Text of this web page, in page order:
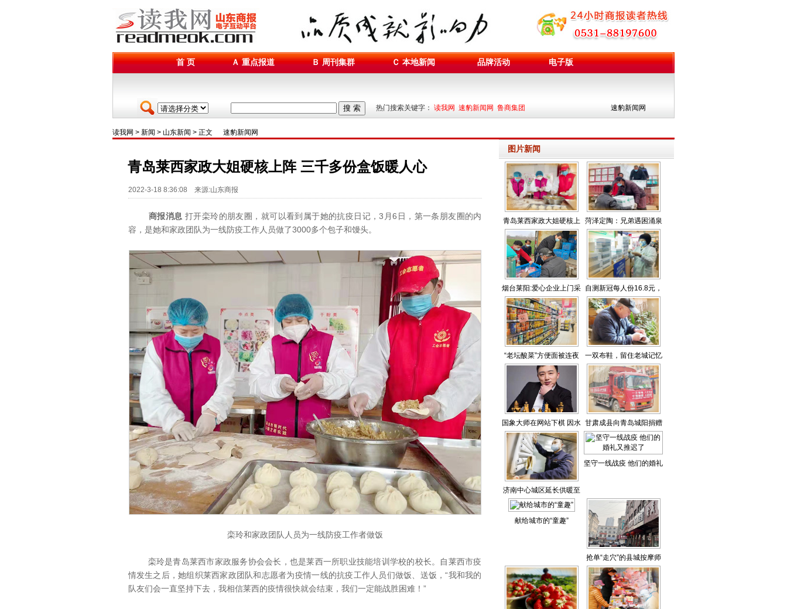
首 页 Ａ 重点报道 Ｂ 周刊集群 Ｃ 本地新闻 品牌活动 电子版
搜 索 热门搜索关键字： 读我网 速豹新闻网 鲁商集团 速豹新闻网
读我网 > 新闻 > 山东新闻 > 正文 速豹新闻网
青岛莱西家政大姐硬核上阵 三千多份盒饭暖人心
2022-3-18 8:36:08 来源:山东商报
商报消息 打开栾玲的朋友圈，就可以看到属于她的抗疫日记，3月6日，第一条朋友圈的内
容，是她和家政团队为一线防疫工作人员做了3000多个包子和馒头。
栾玲和家政团队人员为一线防疫工作者做饭
栾玲是青岛莱西市家政服务协会会长，也是莱西一所职业技能培训学校的校长。自莱西市疫
情发生之后，她组织莱西家政团队和志愿者为疫情一线的抗疫工作人员们做饭、送饭，“我和我的
队友们会一直坚持下去，我相信莱西的疫情很快就会结束，我们一定能战胜困难！”
图片新闻
青岛莱西家政大姐硬核上
阵 三千多份盒饭暖人心
菏泽定陶：兄弟遇困涌泉
相报 数万斤蔬菜赠青岛
烟台莱阳:爱心企业上门采
购 滞销蔬菜有了着落
自测新冠每人份16.8元，
15分钟出结果
“老坛酸菜”方便面被连夜
下架
一双布鞋，留住老城记忆
国象大师在网站下棋 因水
平太高被判作弊
甘肃成县向青岛城阳捐赠
百万防疫物资
济南中心城区延长供暖至
23日零时
坚守一线战疫 他们的婚礼
献给城市的“童趣”
抢单“走穴”的县城按摩师